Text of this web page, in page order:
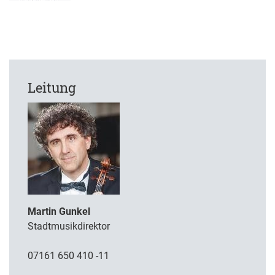
Leitung
Martin Gunkel
Stadtmusikdirektor
07161 650 410 -11